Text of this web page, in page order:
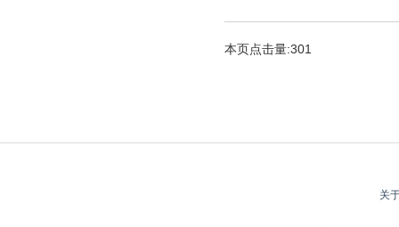
本页点击量:301
关